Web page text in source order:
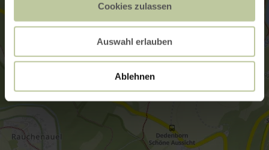
Cookies zulassen
Auswahl erlauben
Ablehnen